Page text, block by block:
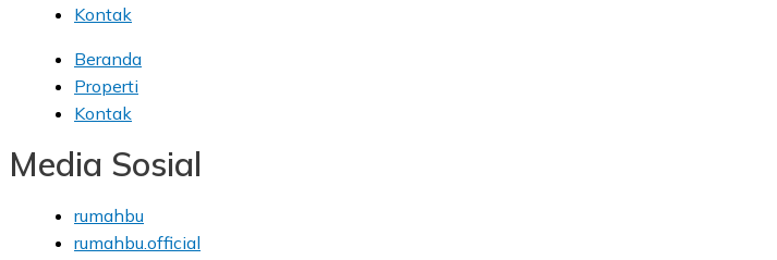
Kontak
Beranda
Properti
Kontak
Media Sosial
rumahbu
rumahbu.official